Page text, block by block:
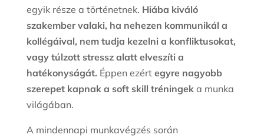
egyik része a történetnek. Hiába kiváló
szakember valaki, ha nehezen kommunikál a
kollégáival, nem tudja kezelni a konfliktusokat,
vagy túlzott stressz alatt elveszíti a
hatékonyságát. Éppen ezért egyre nagyobb
szerepet kapnak a soft skill tréningeka munka
világában.
A mindennapi munkavégzés során